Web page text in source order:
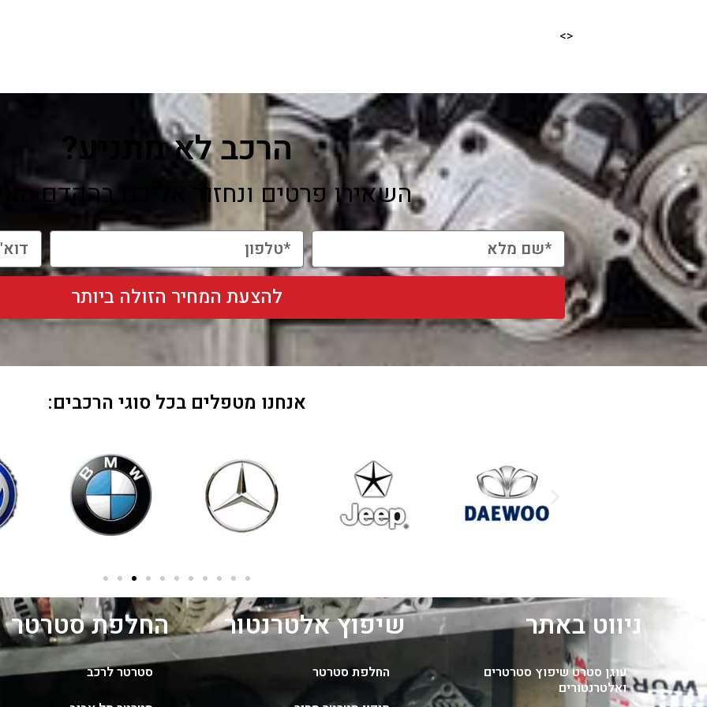
<>
הרכב לא מתניע?
השאירו פרטים ונחזור אליכם בהקדם
להצעת המחיר הזולה ביותר
אנחנו מטפלים בכל סוגי הרכבים:
ניווט באתר
עוגן סטרט שיפוץ סטרטרים
ואלטרנטורים
שיפוץ אלטרנטור
החלפת סטרטר
החלפת סטרטר
סטרטר לרכב